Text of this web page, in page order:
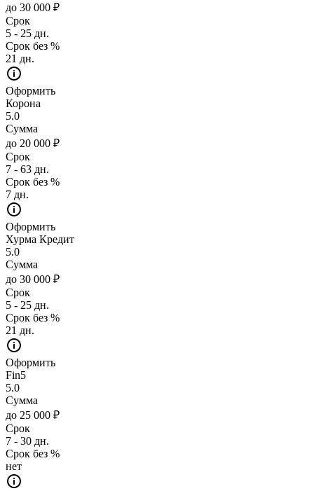
до 30 000 ₽
Срок
5 - 25 дн.
Срок без %
21 дн.
Оформить
Корона
5.0
Сумма
до 20 000 ₽
Срок
7 - 63 дн.
Срок без %
7 дн.
Оформить
Хурма Кредит
5.0
Сумма
до 30 000 ₽
Срок
5 - 25 дн.
Срок без %
21 дн.
Оформить
Fin5
5.0
Сумма
до 25 000 ₽
Срок
7 - 30 дн.
Срок без %
нет